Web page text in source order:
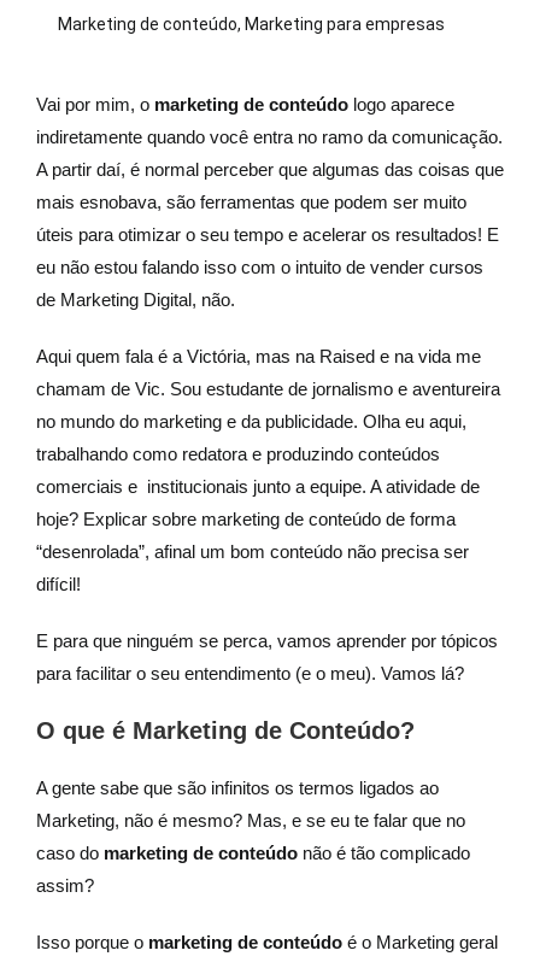
Marketing de conteúdo, Marketing para empresas
Vai por mim, o marketing de conteúdo logo aparece
indiretamente quando você entra no ramo da comunicação.
A partir daí, é normal perceber que algumas das coisas que
mais esnobava, são ferramentas que podem ser muito
úteis para otimizar o seu tempo e acelerar os resultados! E
eu não estou falando isso com o intuito de vender cursos
de Marketing Digital, não.
Aqui quem fala é a Victória, mas na Raised e na vida me
chamam de Vic. Sou estudante de jornalismo e aventureira
no mundo do marketing e da publicidade. Olha eu aqui,
trabalhando como redatora e produzindo conteúdos
comerciais e institucionais junto a equipe. A atividade de
hoje? Explicar sobre marketing de conteúdo de forma
“desenrolada”, afinal um bom conteúdo não precisa ser
difícil!
E para que ninguém se perca, vamos aprender por tópicos
para facilitar o seu entendimento (e o meu). Vamos lá?
O que é Marketing de Conteúdo?
A gente sabe que são infinitos os termos ligados ao
Marketing, não é mesmo? Mas, e se eu te falar que no
caso do marketing de conteúdo não é tão complicado
assim?
Isso porque o marketing de conteúdo é o Marketing geral